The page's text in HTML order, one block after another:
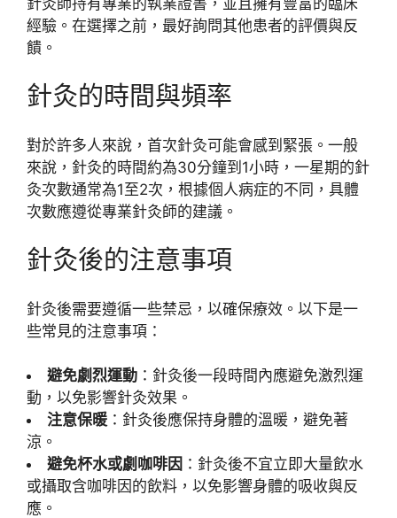
經驗。在選擇之前，最好詢問其他患者的評價與反
饋。
針灸的時間與頻率
對於許多人來說，首次針灸可能會感到緊張。一般
來說，針灸的時間約為30分鐘到1小時，一星期的針
灸次數通常為1至2次，根據個人病症的不同，具體
次數應遵從專業針灸師的建議。
針灸後的注意事項
針灸後需要遵循一些禁忌，以確保療效。以下是一
些常見的注意事項：
避免劇烈運動 ：針灸後一段時間內應避免激烈運
動，以免影響針灸效果。
注意保暖 ：針灸後應保持身體的溫暖，避免著
涼。
避免杯水或劇咖啡因 ：針灸後不宜立即大量飲水
或攝取含咖啡因的飲料，以免影響身體的吸收與反
應。